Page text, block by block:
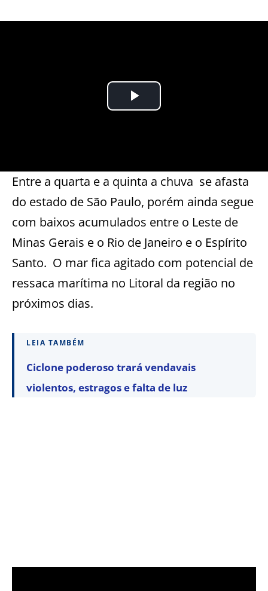
Entre a quarta e a quinta a chuva se afasta
do estado de São Paulo, porém ainda segue
com baixos acumulados entre o Leste de
Minas Gerais e o Rio de Janeiro e o Espírito
Santo. O mar fica agitado com potencial de
ressaca marítima no Litoral da região no
próximos dias.
LEIA TAMBÉM
Ciclone poderoso trará vendavais
violentos, estragos e falta de luz